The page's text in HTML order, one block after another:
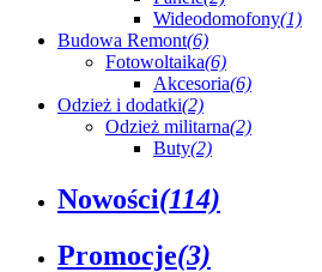
Wideodomofony(1)
Budowa Remont(6)
Fotowoltaika(6)
Akcesoria(6)
Odzież i dodatki(2)
Odzież militarna(2)
Buty(2)
Nowości(114)
Promocje(3)